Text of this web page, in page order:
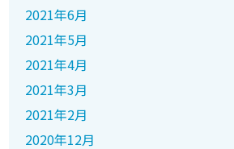
2021年6月
2021年5月
2021年4月
2021年3月
2021年2月
2020年12月